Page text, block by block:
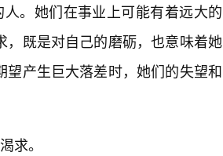
。她们在事业上可能有着远大的
既是对自己的磨砺，也意味着她
产生巨大落差时，她们的失望和
求。